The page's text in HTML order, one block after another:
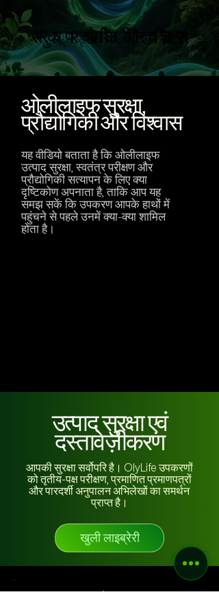
सुरक्षा, प्रौद्योगिकी और विश्वास
सुरक्षा, प्रौद्योगिकी और विश्वास
ओलीलाइफ सुरक्षा,
प्रौद्योगिकी और विश्वास
यह वीडियो बताता है कि ओलीलाइफ
उत्पाद सुरक्षा, स्वतंत्र परीक्षण और
प्रौद्योगिकी सत्यापन के लिए क्या
दृष्टिकोण अपनाता है, ताकि आप यह
समझ सकें कि उपकरण आपके हाथों में
पहुंचने से पहले उनमें क्या-क्या शामिल
होता है।
आपकी सुरक्षा सर्वोपरि है। OlyLife उपकरणों
को तृतीय-पक्ष परीक्षण, प्रमाणित प्रमाणपत्रों
और पारदर्शी अनुपालन अभिलेखों का समर्थन
प्राप्त है।
उत्पाद सुरक्षा एवं
दस्तावेज़ीकरण
खुली लाइब्रेरी